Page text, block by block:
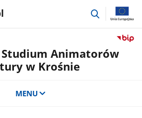
przejdź
Studium Animatorów
w Krośnie
MENU